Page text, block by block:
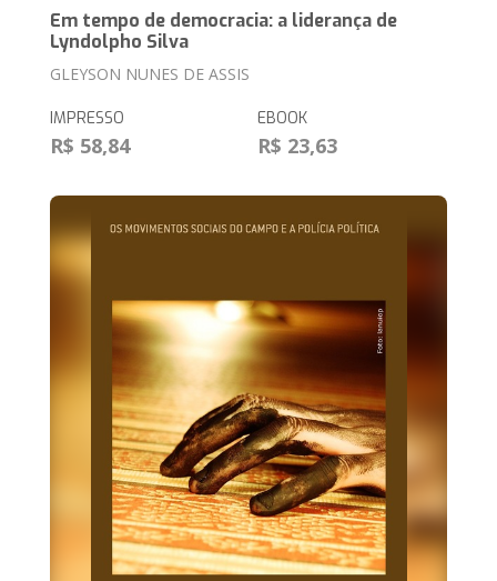
Em tempo de democracia: a liderança de
Lyndolpho Silva
GLEYSON NUNES DE ASSIS
IMPRESSO
R$ 58,84
EBOOK
R$ 23,63